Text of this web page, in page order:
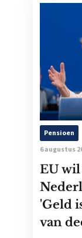
Pensioen
6 augustus
EU
'Geld
van